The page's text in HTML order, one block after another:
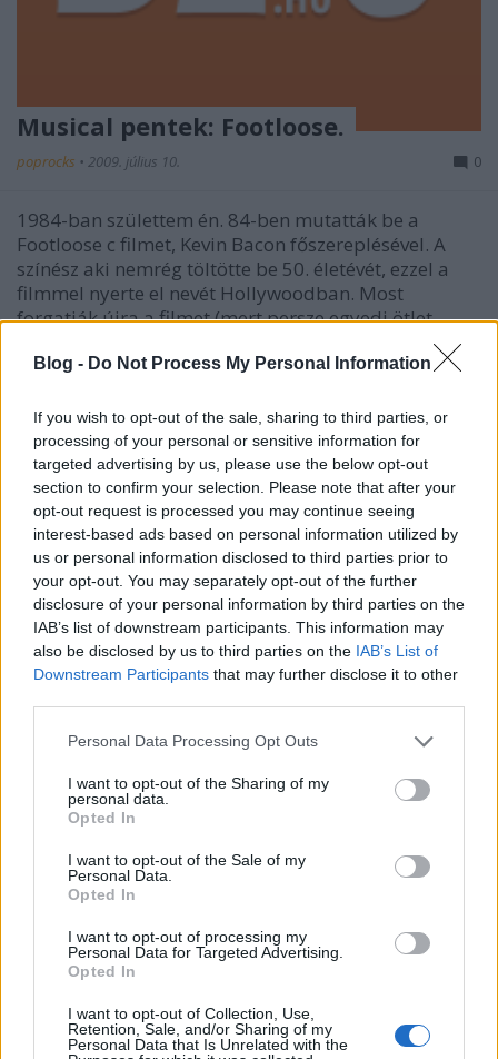
Blog - Do Not Process My Personal Information
If you wish to opt-out of the sale, sharing to third parties, or
processing of your personal or sensitive information for
targeted advertising by us, please use the below opt-out
section to confirm your selection. Please note that after your
opt-out request is processed you may continue seeing
interest-based ads based on personal information utilized by
us or personal information disclosed to third parties prior to
your opt-out. You may separately opt-out of the further
disclosure of your personal information by third parties on the
IAB’s list of downstream participants. This information may
also be disclosed by us to third parties on the IAB’s List of
Downstream Participants that may further disclose it to other
Please note that this website/app uses one or more Google
not limited to your visit or usage behaviour. You may click to
grant or deny consent to Google and its third-party tags to
use your data for below specified purposes in below Google
consent section.
Personal Data Processing Opt Outs
I want to opt-out of the Sharing of my
personal data.
Opted In
I want to opt-out of the Sale of my
Personal Data.
Opted In
I want to opt-out of processing my
Personal Data for Targeted Advertising.
Opted In
I want to opt-out of Collection, Use,
Retention, Sale, and/or Sharing of my
Personal Data that Is Unrelated with the
Musical pentek: Footloose.
poprocks • 2009. július 10. 0
1984-ban születtem én. 84-ben mutatták be a
Footloose c filmet, Kevin Bacon főszereplésével. A
színész aki nemrég töltötte be 50. életévét, ezzel a
filmmel nyerte el nevét Hollywoodban. Most
forgatják újra a filmet (mert persze egyedi ötlet
Meleg helyzet! Megnézni: Brüno
poprocks•2009. július 09.
Kb. 30 perccel ezelőtt ért véget a film, miután
felkapcsolták a lámpát több száz ember néma
csendben ült néhány pillanatig... én még nem tértem
magamhoz, és nem hiszem el amit láttam. Több
olyan szó forog most a fejemben ami nem pont
papírra való, és a látottakat…